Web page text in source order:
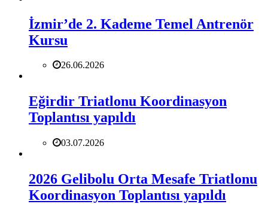
İzmir’de 2. Kademe Temel Antrenör
Kursu
26.06.2026
Eğirdir Triatlonu Koordinasyon
Toplantısı yapıldı
03.07.2026
2026 Gelibolu Orta Mesafe Triatlonu
Koordinasyon Toplantısı yapıldı